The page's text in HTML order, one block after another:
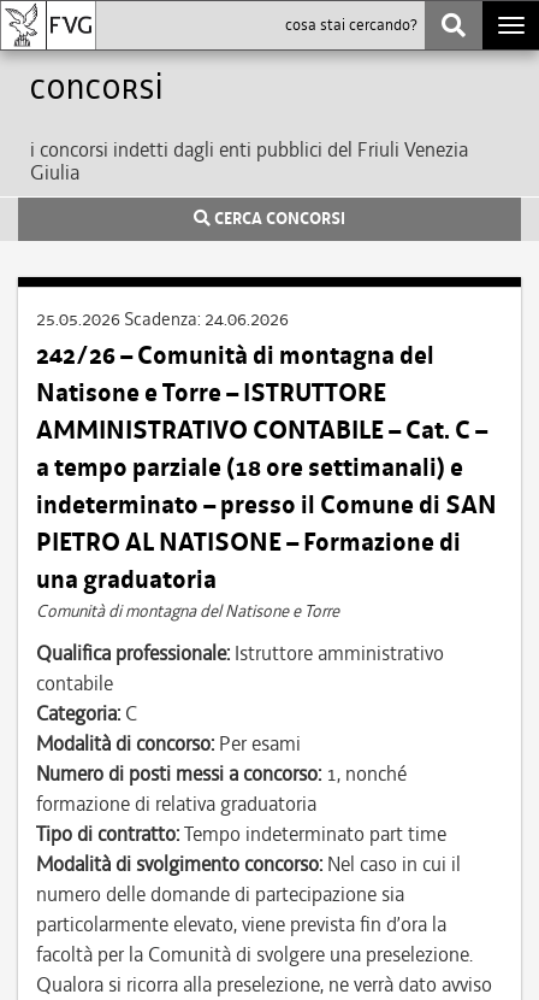
Concorsi
i concorsi indetti dagli enti pubblici del Friuli Venezia
Giulia
CERCA CONCORSI
25.05.2026 Scadenza: 24.06.2026
242/26 – Comunità di montagna del
Natisone e Torre – ISTRUTTORE
AMMINISTRATIVO CONTABILE – Cat. C –
a tempo parziale (18 ore settimanali) e
indeterminato – presso il Comune di SAN
PIETRO AL NATISONE – Formazione di
una graduatoria
Comunità di montagna del Natisone e Torre
Qualifica professionale: Istruttore amministrativo
contabile
Categoria: C
Modalità di concorso: Per esami
Numero di posti messi a concorso: 1, nonché
formazione di relativa graduatoria
Tipo di contratto:Tempo indeterminato part time
Modalità di svolgimento concorso: Nel caso in cui il
numero delle domande di partecipazione sia
particolarmente elevato, viene prevista fin d’ora la
facoltà per la Comunità di svolgere una preselezione.
Qualora si ricorra alla preselezione, ne verrà dato avviso